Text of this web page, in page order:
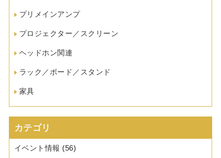
プリメインアンプ
プロジェクター／スクリーン
ヘッドホン関連
ラック／ボード／スタンド
家具
カテゴリ
イベント情報 (56)